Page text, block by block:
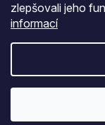
zlepšovali jeho
informací
podmínkami